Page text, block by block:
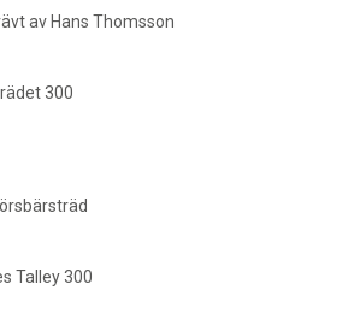
av Hans Thomsson